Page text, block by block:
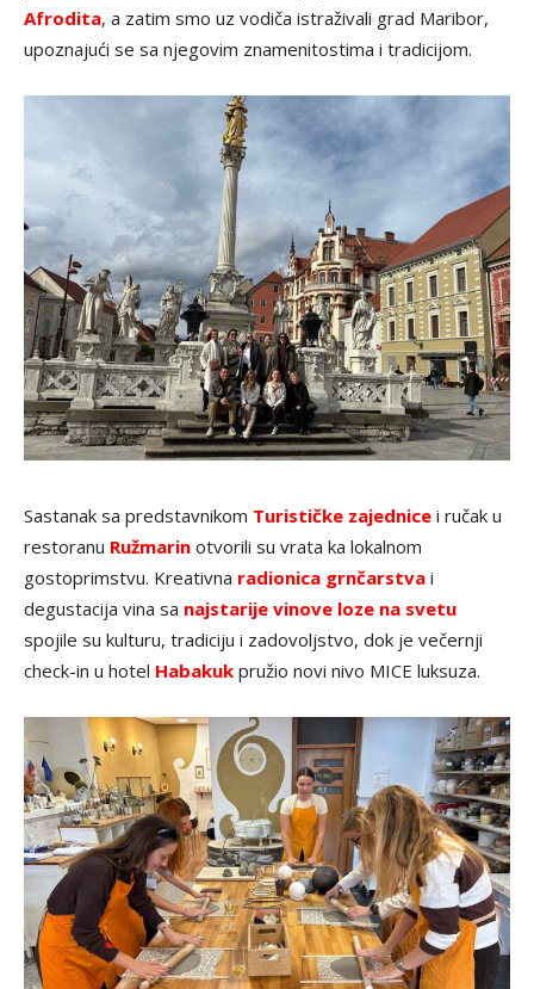
Afrodita, a zatim smo uz vodiča istraživali grad Maribor,
upoznajući se sa njegovim znamenitostima i tradicijom.
Sastanak sa predstavnikom Turističke zajednice i ručak u
restoranu Ružmarin otvorili su vrata ka lokalnom
gostoprimstvu. Kreativna radionica grnčarstva i
degustacija vina sa najstarije vinove loze na svetu
spojile su kulturu, tradiciju i zadovoljstvo, dok je večernji
check-in u hotel Habakuk pružio novi nivo MICE luksuza.